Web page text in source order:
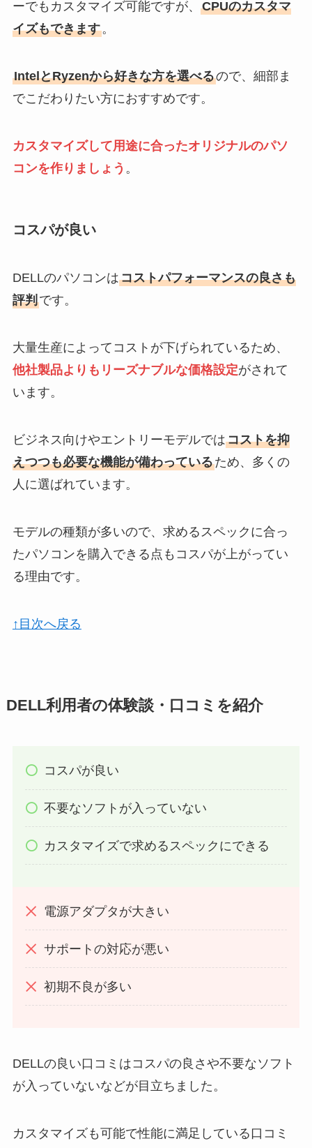
ーでもカスタマイズ可能ですが、 CPUのカスタマ
イズもできます。
IntelとRyzenから好きな方を選べるので、細部ま
でこだわりたい方におすすめです。
カスタマイズして用途に合ったオリジナルのパソ
コンを作りましょう 。
コスパが良い
DELLのパソコンはコストパフォーマンスの良さも
評判です。
大量生産によってコストが下げられているため、
他社製品よりもリーズナブルな価格設定がされて
います。
ビジネス向けやエントリーモデルではコストを抑
えつつも必要な機能が備わっているため、多くの
人に選ばれています。
モデルの種類が多いので、求めるスペックに合っ
たパソコンを購入できる点もコスパが上がってい
る理由です。
↑目次へ戻る
DELL利用者の体験談・口コミを紹介
コスパが良い
不要なソフトが入っていない
カスタマイズで求めるスペックにできる
電源アダプタが大きい
サポートの対応が悪い
初期不良が多い
DELLの良い口コミはコスパの良さや不要なソフト
が入っていないなどが目立ちました。
カスタマイズも可能で性能に満足している口コミ